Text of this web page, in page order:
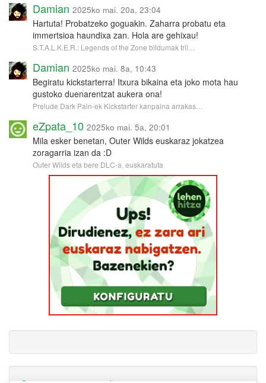
Damian 2025ko mai. 20a, 23:04
Hartuta! Probatzeko goguakin. Zaharra probatu eta
immertsioa haundixa zan. Hola are gehixau!
S.T.A.L.K.E.R.: Legends of the Zone bildumak tril…
Damian 2025ko mai. 8a, 10:43
Begiratu kickstarterra! Itxura bikaina eta joko mota hau
gustoko duenarentzat aukera ona!
Prelude Dark Pain-ek Kickstarter kanpaina arrakas…
eZpata_10 2025ko mai. 5a, 20:01
Mila esker benetan, Outer Wilds euskaraz jokatzea
zoragarria izan da :D
Outer Wilds eta bere DLC-a, euskaratuta